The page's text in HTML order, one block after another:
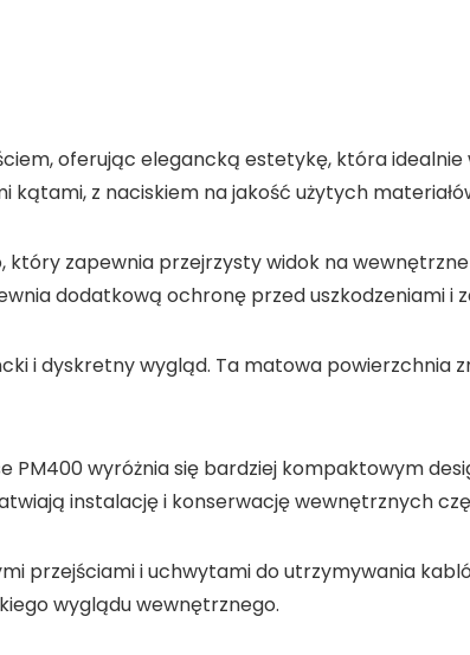
oferując elegancką estetykę, która idealnie
z naciskiem na jakość użytych
który zapewnia przejrzysty widok na wewnętrzne
dodatkową ochronę przed uszkodzeniami i
i dyskretny wygląd. Ta matowa powierzchnia
PM400 wyróżnia się bardziej kompaktowym
instalację i konserwację wewnętrznych
przejściami i uchwytami do utrzymywania
wyglądu wewnętrznego.